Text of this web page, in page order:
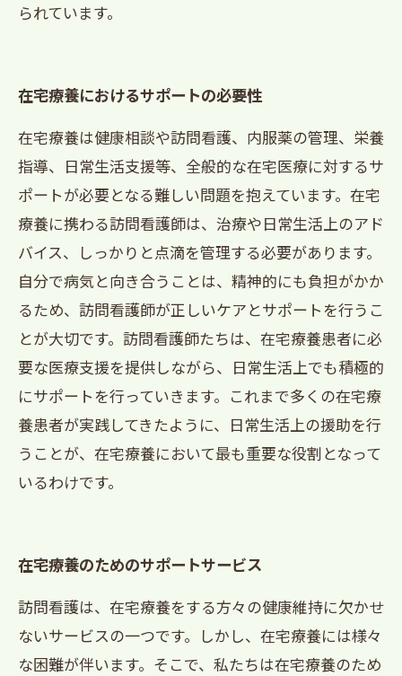
られています。
在宅療養におけるサポートの必要性
在宅療養は健康相談や訪問看護、内服薬の管理、栄養
指導、日常生活支援等、全般的な在宅医療に対するサ
ポートが必要となる難しい問題を抱えています。在宅
療養に携わる訪問看護師は、治療や日常生活上のアド
バイス、しっかりと点滴を管理する必要があります。
自分で病気と向き合うことは、精神的にも負担がかか
るため、訪問看護師が正しいケアとサポートを行うこ
とが大切です。訪問看護師たちは、在宅療養患者に必
要な医療支援を提供しながら、日常生活上でも積極的
にサポートを行っていきます。これまで多くの在宅療
養患者が実践してきたように、日常生活上の援助を行
うことが、在宅療養において最も重要な役割となって
いるわけです。
在宅療養のためのサポートサービス
訪問看護は、在宅療養をする方々の健康維持に欠かせ
ないサービスの一つです。しかし、在宅療養には様々
な困難が伴います。そこで、私たちは在宅療養のため